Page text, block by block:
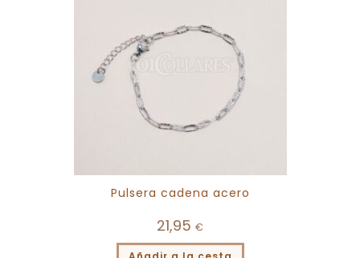
Pulsera cadena acero
21,95 €